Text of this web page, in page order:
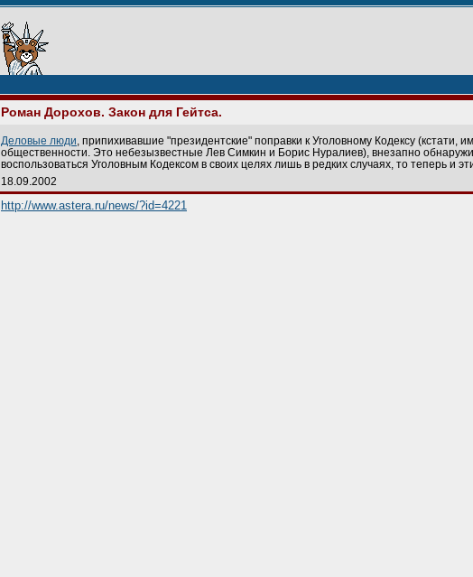
Роман Дорохов. Закон для Гейтса.
Деловые люди , припихивавшие "президентские" поправки к Уголовному Кодексу
общественности. Это небезызвестные Лев Симкин и Борис Нуралиев), внезапно
воспользоваться Уголовным Кодексом в своих целях лишь в редких случаях, то теперь и
18.09.2002
http://www.astera.ru/news/?id=4221